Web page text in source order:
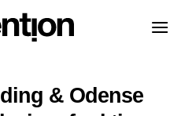
& Odense